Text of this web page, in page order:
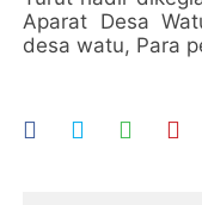
Aparat Desa
desa watu, Para